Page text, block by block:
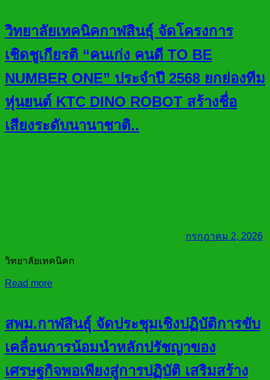
วิทยาลัยเทคนิคกาฬสินธุ์ จัดโครงการ
เชิดชูเกียรติ “คนเก่ง คนดี TO BE
NUMBER ONE” ประจำปี 2568 ยกย่องทีม
หุ่นยนต์ KTC DINO ROBOT สร้างชื่อ
เสียงระดับนานาชาติ..
กรกฎาคม 2, 2026
วิทยาลัยเทคนิคก
Read more
สพม.กาฬสินธุ์ จัดประชุมเชิงปฏิบัติการขับ
เคลื่อนการน้อมนำหลักปรัชญาของ
เศรษฐกิจพอเพียงสู่การปฏิบัติ เสริมสร้าง